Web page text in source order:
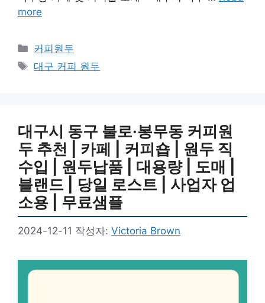
more
카
테
고
커피원두
태
대구 커피 원두
대구시 동구 불로·봉무동 커피원
두 추천 | 카페 | 커피숍 | 원두 직
수입 | 원두납품 | 대용량 | 도매 |
블랜드 | 당일 로스트 | 사업자 업
소용 | 무료샘플
2024-12-11 작성자: Victoria Brown